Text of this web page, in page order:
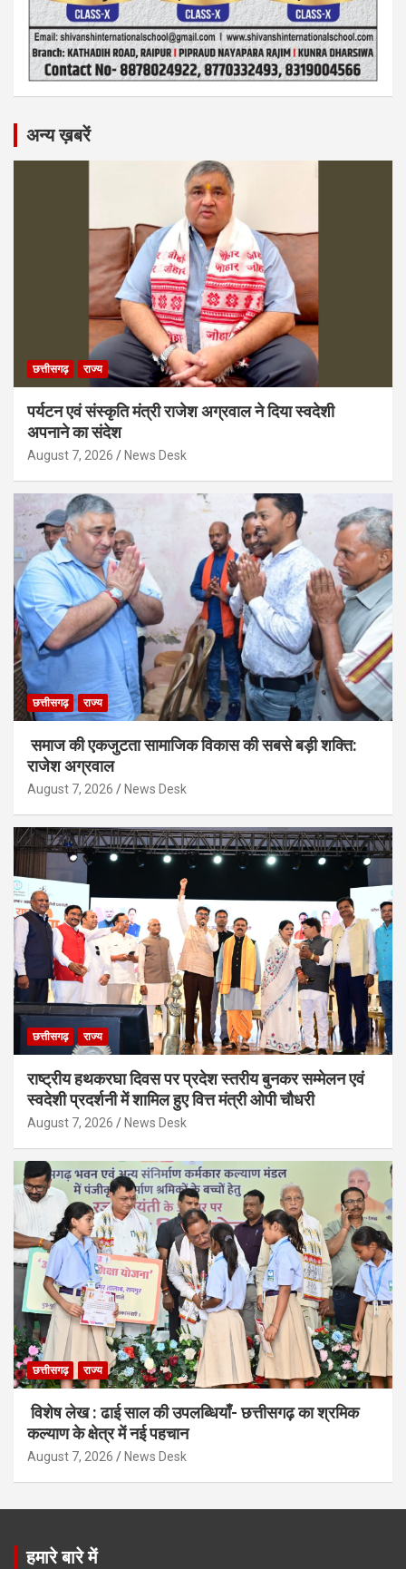
अन्य ख़बरें
छत्तीसगढ़ राज्य
पर्यटन एवं संस्कृति मंत्री राजेश अग्रवाल ने दिया स्वदेशी
अपनाने का संदेश
August 7, 2026 News Desk
छत्तीसगढ़ राज्य
समाज की एकजुटता सामाजिक विकास की सबसे बड़ी शक्ति:
राजेश अग्रवाल
August 7, 2026 News Desk
छत्तीसगढ़ राज्य
राष्ट्रीय हथकरघा दिवस पर प्रदेश स्तरीय बुनकर सम्मेलन एवं
स्वदेशी प्रदर्शनी में शामिल हुए वित्त मंत्री ओपी चौधरी
August 7, 2026 News Desk
छत्तीसगढ़ राज्य
विशेष लेख : ढाई साल की उपलब्धियाँ- छत्तीसगढ़ का श्रमिक
कल्याण के क्षेत्र में नई पहचान
August 7, 2026 News Desk
हमारे बारे में